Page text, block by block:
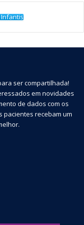
Infantis
ser compartilhada!
em novidades
de dados com os
pacientes recebam um